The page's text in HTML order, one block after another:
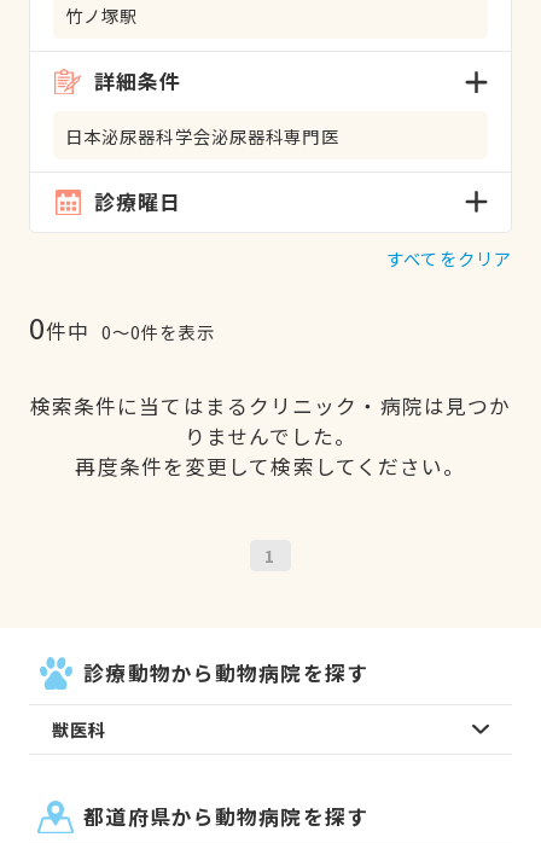
竹ノ塚駅
詳細条件
日本泌尿器科学会泌尿器科専門医
診療曜日
すべてをクリア
0件中 0〜0件を表示
検索条件に当てはまるクリニック・病院は見つか
りませんでした。
再度条件を変更して検索してください。
1
診療動物から動物病院を探す
獣医科
都道府県から動物病院を探す